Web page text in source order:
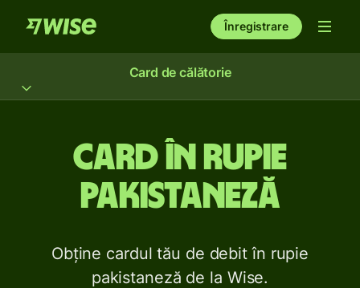
Înregistrare
Card de călătorie
Card în rupie
pakistaneză
Obține cardul tău de debit în rupie
pakistaneză de la Wise.